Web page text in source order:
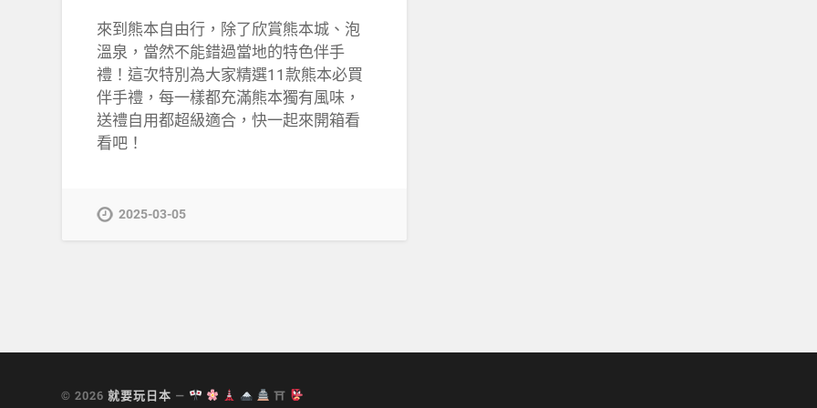
來到熊本自由行，除了欣賞熊本城、泡
溫泉，當然不能錯過當地的特色伴手
禮！這次特別為大家精選11款熊本必買
伴手禮，每一樣都充滿熊本獨有風味，
送禮自用都超級適合，快一起來開箱看
看吧！
2025-03-05
© 2026就要玩日本 — ⛩